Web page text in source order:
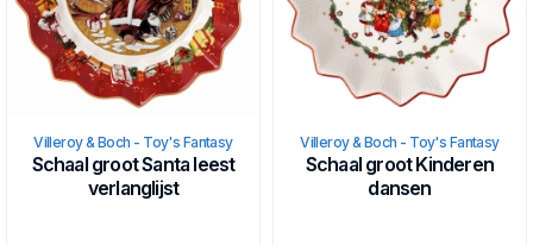
Villeroy & Boch - Toy's Fantasy
Schaal groot Santa leest
verlanglijst
Villeroy & Boch - Toy's Fantasy
Schaal groot Kinderen
dansen